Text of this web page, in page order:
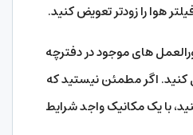
هوا را زودتر تعویض کنید.
های موجود در دفترچه
کنید. اگر مطمئن نیستید که
با یک مکانیک واجد شرایط